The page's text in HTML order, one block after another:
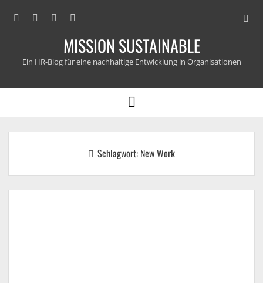
facebooklinkedin
email
Open
MISSION SUSTAINABLE
Ein HR-Blog für eine nachhaltige Entwicklung in Organisationen
open
menu
Schlagwort: New Work